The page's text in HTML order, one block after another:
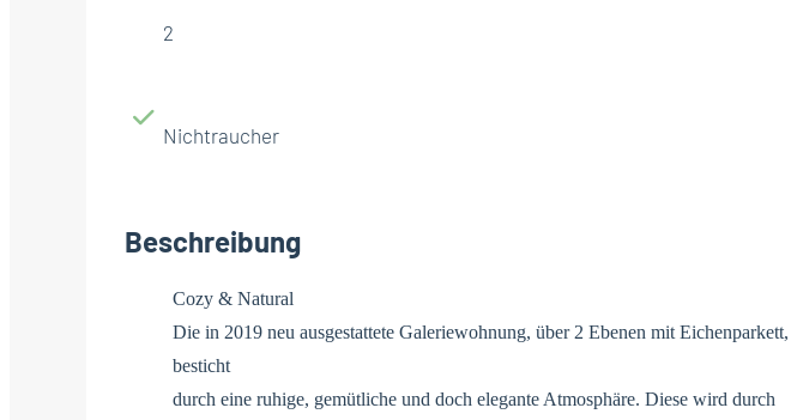
2
Nichtraucher
Beschreibung
Cozy & Natural
Die in 2019 neu ausgestattete Galeriewohnung, über 2 Ebenen mit Eichenparkett,
besticht
durch eine ruhige, gemütliche und doch elegante Atmosphäre. Diese wird durch